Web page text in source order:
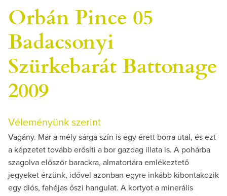
Orbán Pince 05
Badacsonyi
Szürkebarát Battonage
2009
Véleményünk szerint
Vagány. Már a mély sárga szín is egy érett borra utal, és ezt
a képzetet tovább erősíti a bor gazdag illata is. A pohárba
szagolva először barackra, almatortára emlékeztető
jegyeket érzünk, idővel azonban egyre inkább kibontakozik
egy diós, fahéjas őszi hangulat. A kortyot a minerális